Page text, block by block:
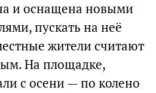
и оснащена новыми
пускать на неё
жители считают
На площадке,
с осени — по колено